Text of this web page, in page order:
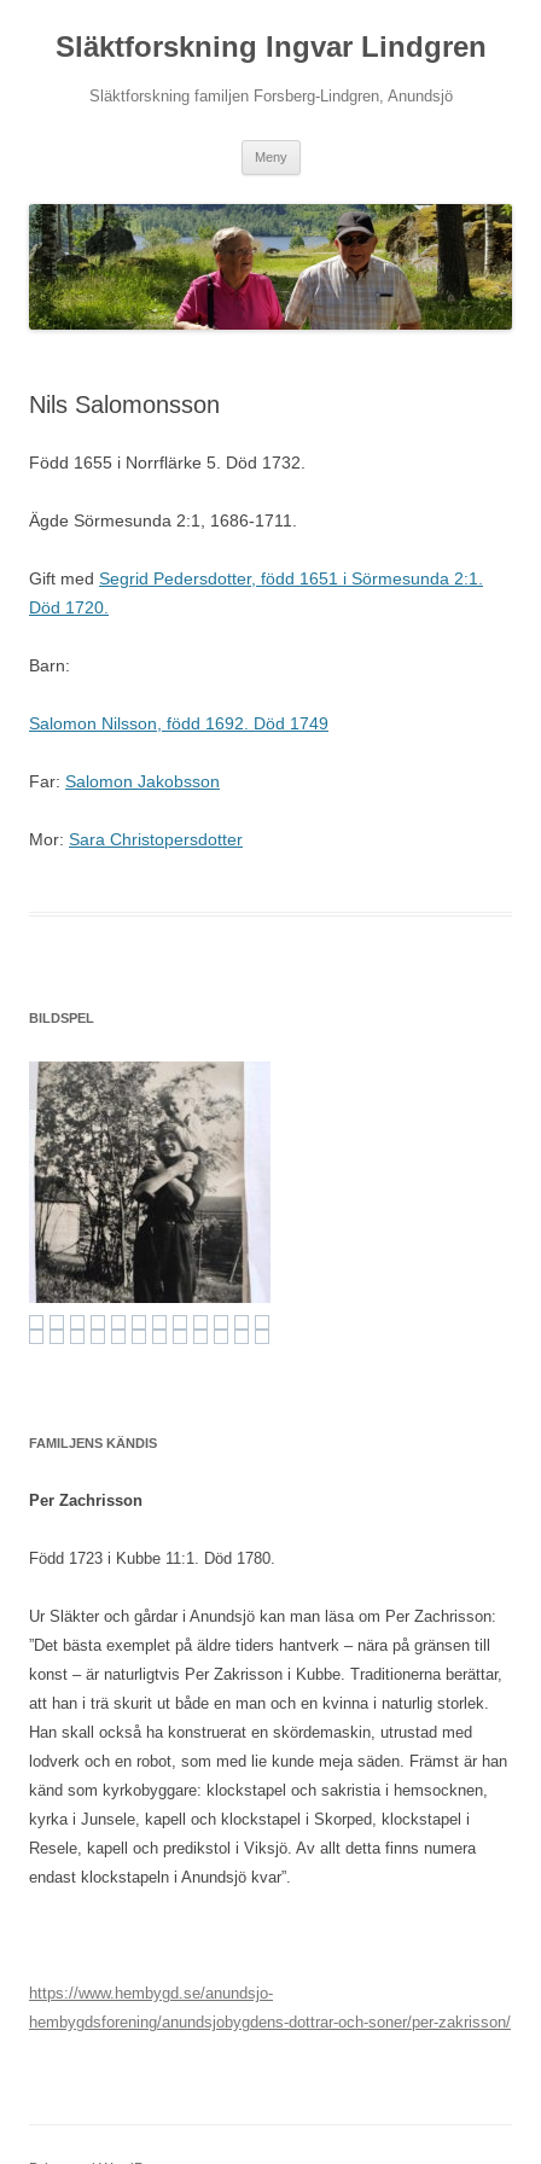
innehåll
Släktforskning Ingvar Lindgren
Släktforskning familjen Forsberg-Lindgren, Anundsjö
Meny
Nils Salomonsson
Född 1655 i Norrflärke 5. Död 1732.
Ägde Sörmesunda 2:1, 1686-1711.
Gift med Segrid Pedersdotter, född 1651 i Sörmesunda 2:1.
Död 1720.
Barn:
Salomon Nilsson, född 1692. Död 1749
Far: Salomon Jakobsson
Mor: Sara Christopersdotter
BILDSPEL
FAMILJENS KÄNDIS
Per Zachrisson
Född 1723 i Kubbe 11:1. Död 1780.
Ur Släkter och gårdar i Anundsjö kan man läsa om Per Zachrisson:
”Det bästa exemplet på äldre tiders hantverk – nära på gränsen till
konst – är naturligtvis Per Zakrisson i Kubbe. Traditionerna berättar,
att han i trä skurit ut både en man och en kvinna i naturlig storlek.
Han skall också ha konstruerat en skördemaskin, utrustad med
lodverk och en robot, som med lie kunde meja säden. Främst är han
känd som kyrkobyggare: klockstapel och sakristia i hemsocknen,
kyrka i Junsele, kapell och klockstapel i Skorped, klockstapel i
Resele, kapell och predikstol i Viksjö. Av allt detta finns numera
endast klockstapeln i Anundsjö kvar”.
https://www.hembygd.se/anundsjo-
hembygdsforening/anundsjobygdens-dottrar-och-soner/per-zakrisson/